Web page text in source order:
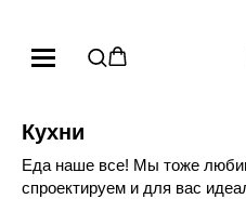
Кухни
Еда наше все! Мы тоже
спроектируем и для вас